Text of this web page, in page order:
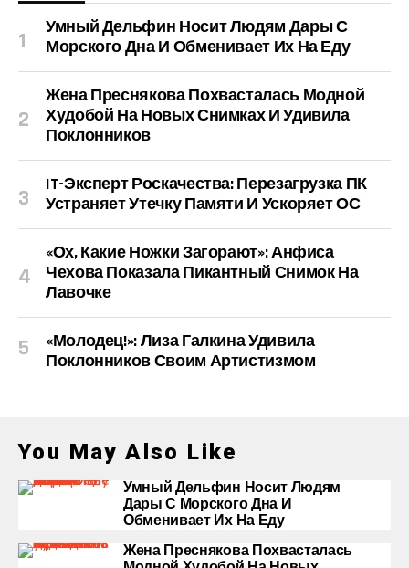
Умный Дельфин Носит Людям Дары С
Морского Дна И Обменивает Их На Еду
Жена Преснякова Похвасталась Модной
Худобой На Новых Снимках И Удивила
Поклонников
IT-Эксперт Роскачества: Перезагрузка ПК
Устраняет Утечку Памяти И Ускоряет ОС
«Ох, Какие Ножки Загорают»: Анфиса
Чехова Показала Пикантный Снимок На
Лавочке
«Молодец!»: Лиза Галкина Удивила
Поклонников Своим Артистизмом
You May Also Like
Умный Дельфин Носит Людям
Дары С Морского Дна И
Обменивает Их На Еду
Жена Преснякова Похвасталась